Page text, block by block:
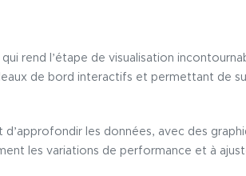
qui rend l’étape de visualisation
de bord interactifs et permettant de
les données, avec des
les variations de performance et à